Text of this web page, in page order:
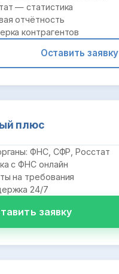
— статистика
отчётность
контрагентов
Оставить заявку
плюс
ФНС, СФР, Росстат
с ФНС онлайн
на требования
24/7
заявку